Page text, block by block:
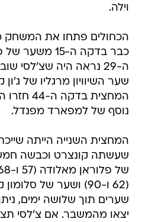
וילה.
הכחולים פתחו את המשחק
כבר בדקה ה-
ה-29 נראה היה
שער השיוויון מרגליו של
המחצית
נוסף של למפארד מפנדל.
המחצית השנייה הייתה
שעשתה קונצרט וכבשה חמש
שערים תוך שלושה ימים,
יצאו מהמשבר. אם צ'לסי